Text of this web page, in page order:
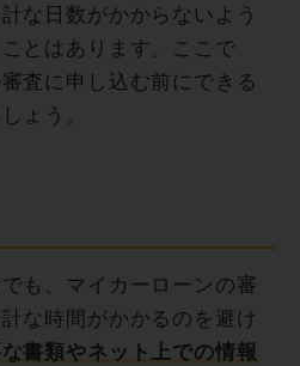
な日数がかからないよう
とはあります。ここで
査に申し込む前にできる
ょう。
も、マイカーローンの審
な時間がかかるのを避け
書類やネット上での情報